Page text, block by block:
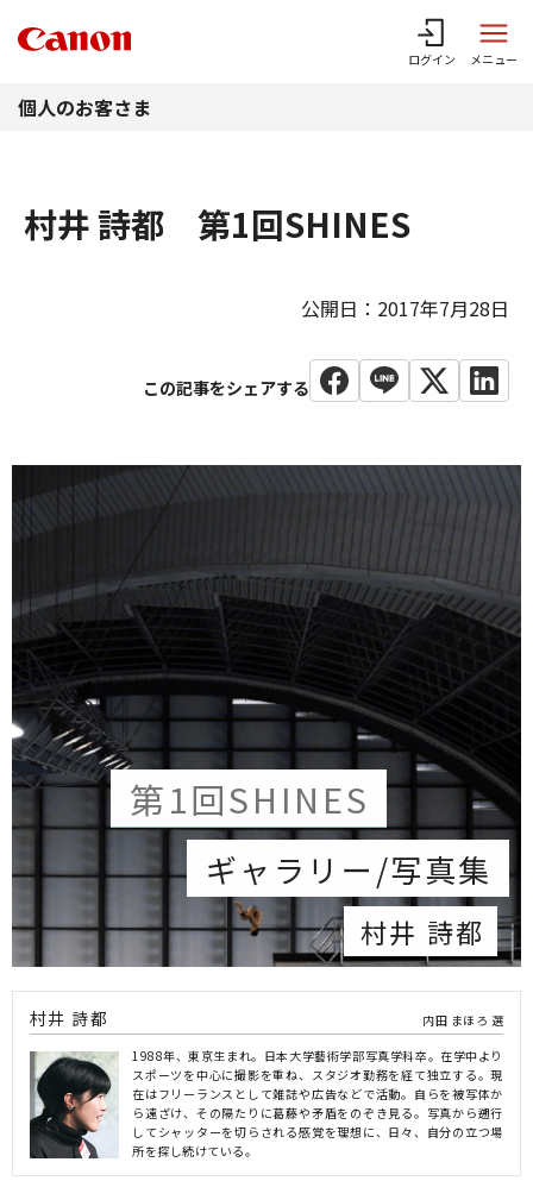
ログイン メニュー
個人のお客さま
村井 詩都 第1回SHINES
公開日：2017年7月28日
第1回SHINES
ギャラリー/写真集
村井 詩都
村井 詩都
内田 まほろ 選
1988年、東京生まれ。日本大学藝術学部写真学科卒。在学中より
スポーツを中心に撮影を重ね、スタジオ勤務を経て独立する。現
在はフリーランスとして雑誌や広告などで活動。自らを被写体か
ら遠ざけ、その隔たりに葛藤や矛盾をのぞき見る。写真から遡行
してシャッターを切らされる感覚を理想に、日々、自分の立つ場
所を探し続けている。